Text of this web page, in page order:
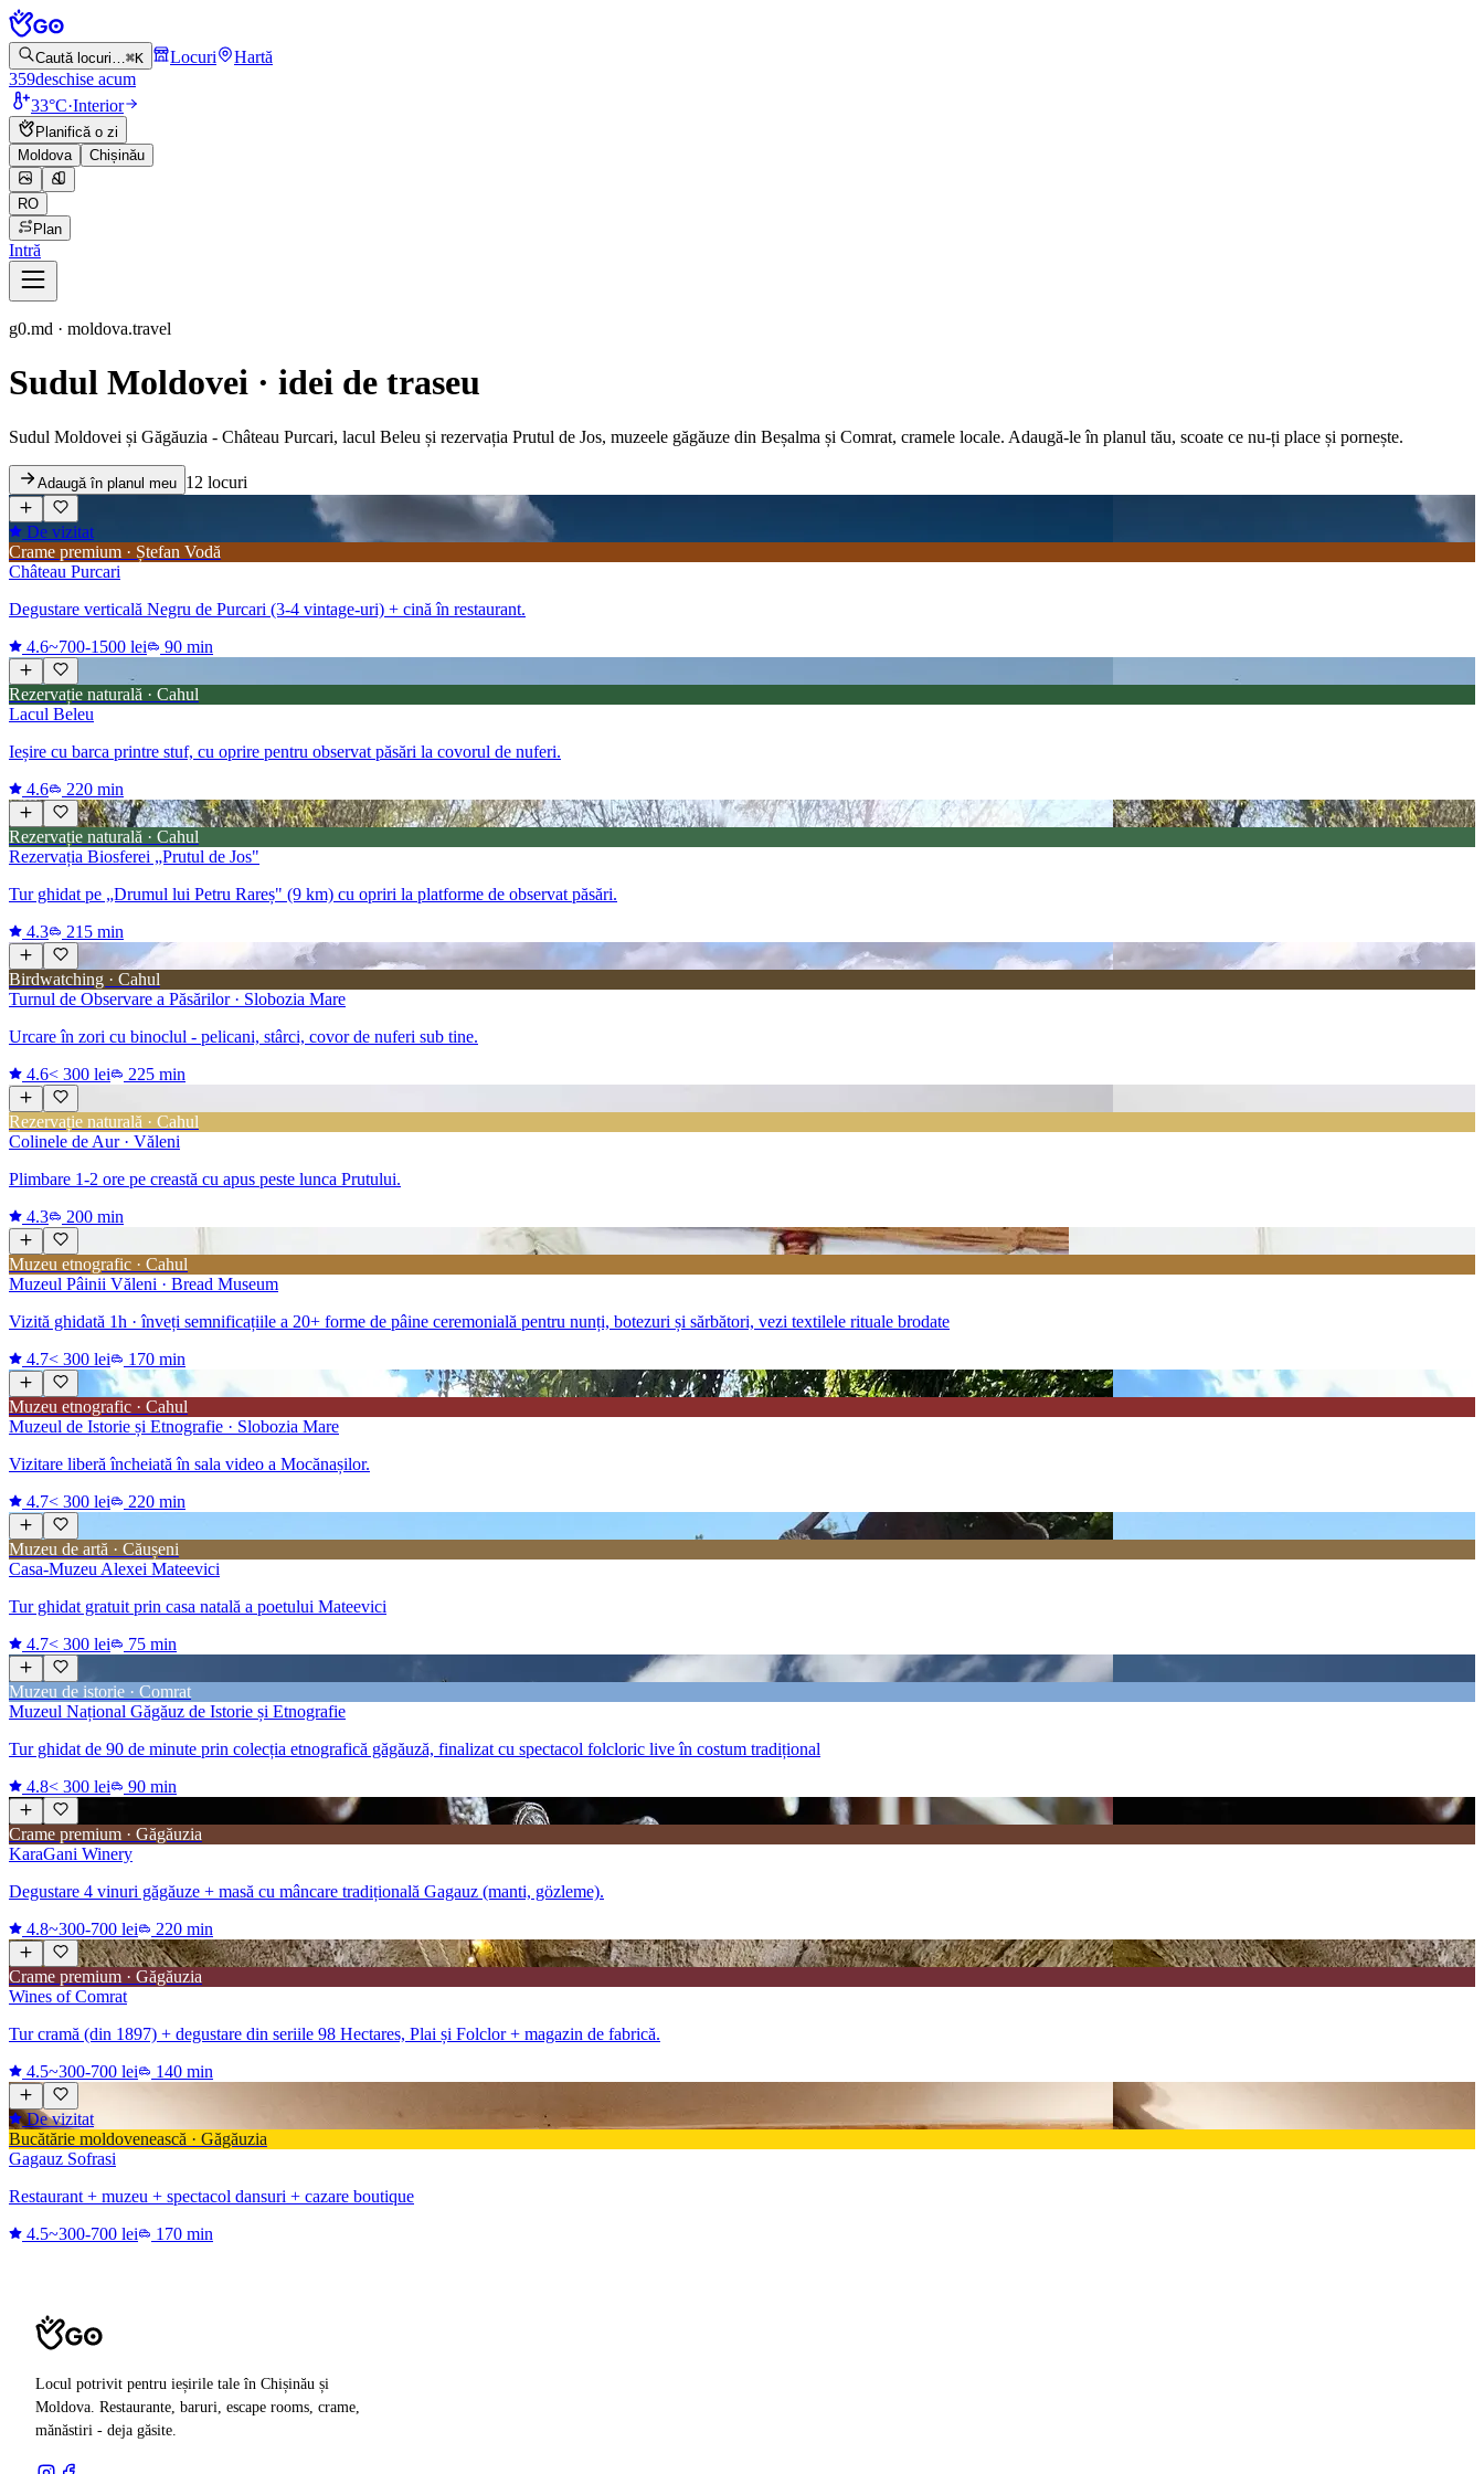
Caută locuri…⌘K Locuri
Hartă
359deschise acum
33°C·Interior
Planifică o zi
Moldova
Chișinău
RO
Plan
Intră
g0.md · moldova.travel
Sudul Moldovei · idei de traseu
Sudul Moldovei și Găgăuzia - Château Purcari, lacul Beleu și rezervația Prutul de Jos, muzeele găgăuze din Beșalma și Comrat, cramele locale. Adaugă-le în planul tău, scoate ce nu-ți place și pornește.
Adaugă în planul meu 12 locuri
De vizitat
Crame premium · Ștefan Vodă
Château Purcari
Degustare verticală Negru de Purcari (3-4 vintage-uri) + cină în restaurant.
4.6~700-1500 lei 90 min
Rezervație naturală · Cahul
Lacul Beleu
Ieșire cu barca printre stuf, cu oprire pentru observat păsări la covorul de nuferi.
4.6
220 min
Rezervație naturală · Cahul
Rezervația Biosferei „Prutul de Jos"
Tur ghidat pe „Drumul lui Petru Rareș" (9 km) cu opriri la platforme de observat păsări.
4.3
215 min
Birdwatching · Cahul
Turnul de Observare a Păsărilor · Slobozia Mare
Urcare în zori cu binoclul - pelicani, stârci, covor de nuferi sub tine.
4.6< 300 lei 225 min
Rezervație naturală · Cahul
Colinele de Aur · Văleni
Plimbare 1-2 ore pe creastă cu apus peste lunca Prutului.
4.3
200 min
Muzeu etnografic · Cahul
Muzeul Pâinii Văleni · Bread Museum
Vizită ghidată 1h · înveți semnificațiile a 20+ forme de pâine ceremonială pentru nunți, botezuri și sărbători, vezi textilele rituale brodate
4.7< 300 lei 170 min
Muzeu etnografic · Cahul
Muzeul de Istorie și Etnografie · Slobozia Mare
Vizitare liberă încheiată în sala video a Mocănașilor.
4.7< 300 lei 220 min
Muzeu de artă · Căușeni
Casa-Muzeu Alexei Mateevici
Tur ghidat gratuit prin casa natală a poetului Mateevici
4.7< 300 lei 75 min
Muzeu de istorie · Comrat
Muzeul Național Găgăuz de Istorie și Etnografie
Tur ghidat de 90 de minute prin colecția etnografică găgăuză, finalizat cu spectacol folcloric live în costum tradițional
4.8< 300 lei 90 min
Crame premium · Găgăuzia
KaraGani Winery
Degustare 4 vinuri găgăuze + masă cu mâncare tradițională Gagauz (manti, gözleme).
4.8~300-700 lei 220 min
Crame premium · Găgăuzia
Wines of Comrat
Tur cramă (din 1897) + degustare din seriile 98 Hectares, Plai și Folclor + magazin de fabrică.
4.5~300-700 lei 140 min
De vizitat
Bucătărie moldovenească · Găgăuzia
Gagauz Sofrasi
Restaurant + muzeu + spectacol dansuri + cazare boutique
4.5~300-700 lei 170 min
Locul potrivit pentru ieșirile tale în Chișinău și
Moldova. Restaurante, baruri, escape rooms, crame,
mănăstiri - deja găsite.